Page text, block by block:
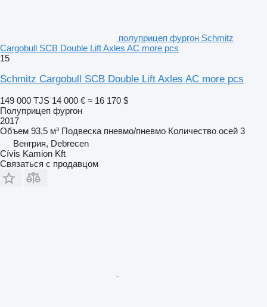
полуприцеп фургон Schmitz
Cargobull SCB Double Lift Axles AC more pcs
15
Schmitz Cargobull SCB Double Lift Axles AC more pcs
149 000 TJS 14 000 € ≈ 16 170 $
Полуприцеп фургон
2017
Объем 93,5 м³ Подвеска пневмо/пневмо Количество осей 3
Венгрия, Debrecen
Cívis Kamion Kft
Связаться с продавцом